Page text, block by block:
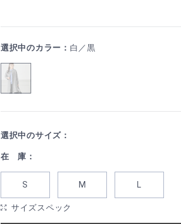
選択中のカラー： 白／黒
選択中のサイズ：
在 庫：
S M L
サイズスペック